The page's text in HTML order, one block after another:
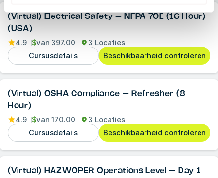
(Virtual) Electrical Safety – NFPA 70E (16 Hour)
(USA)
4.9 $van 397.00
3 Locaties
Cursusdetails
Beschikbaarheid controleren
(Virtual) OSHA Compliance – Refresher (8
Hour)
4.9 $van 170.00
3 Locaties
Cursusdetails
Beschikbaarheid controleren
(Virtual) HAZWOPER Operations Level – Day 1